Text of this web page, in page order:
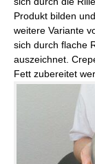
Produkt bilden
weitere Variante
sich durch flache
auszeichnet.
Fett zubereitet